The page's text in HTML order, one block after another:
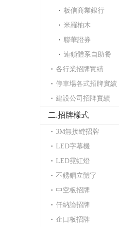
板信商業銀行
米羅柚木
聯華證券
連鎖體系自助餐
各行業招牌實績
停車場各式招牌實績
建設公司招牌實績
二.招牌樣式
3M無接縫招牌
LED字幕機
LED霓虹燈
不銹鋼立體字
中空板招牌
仟納論招牌
企口板招牌